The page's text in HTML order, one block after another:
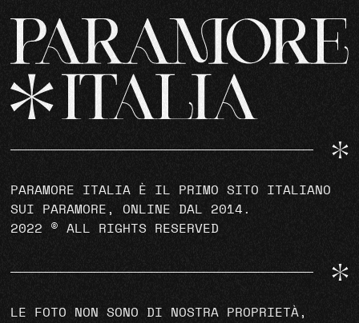
PARAMORE ITALIA È IL PRIMO SITO ITALIANO
SUI PARAMORE, ONLINE DAL 2014.
2022 © ALL RIGHTS RESERVED
LE FOTO NON SONO DI NOSTRA PROPRIETÀ,